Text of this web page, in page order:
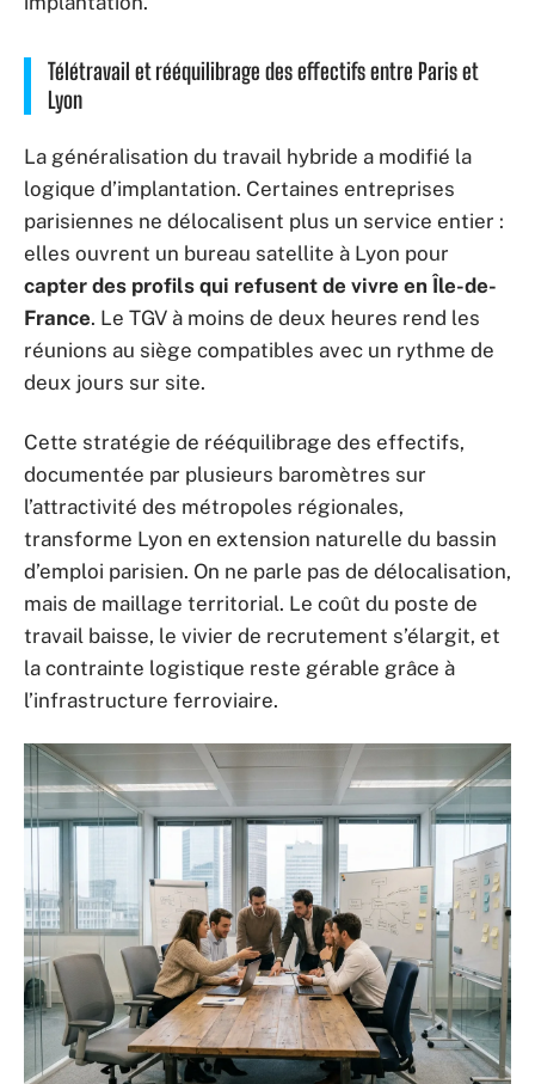
Télétravail et rééquilibrage des effectifs entre Paris et
Lyon
La généralisation du travail hybride a modifié la
logique d’implantation. Certaines entreprises
parisiennes ne délocalisent plus un service entier :
elles ouvrent un bureau satellite à Lyon pour
capter des profils qui refusent de vivre en Île-de-
France. Le TGV à moins de deux heures rend les
réunions au siège compatibles avec un rythme de
deux jours sur site.
Cette stratégie de rééquilibrage des effectifs,
documentée par plusieurs baromètres sur
l’attractivité des métropoles régionales,
transforme Lyon en extension naturelle du bassin
d’emploi parisien. On ne parle pas de délocalisation,
mais de maillage territorial. Le coût du poste de
travail baisse, le vivier de recrutement s’élargit, et
la contrainte logistique reste gérable grâce à
l’infrastructure ferroviaire.